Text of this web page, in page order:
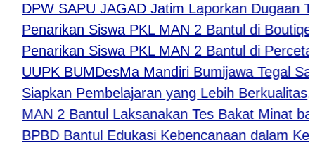
SAPU JAGAD Jatim Laporkan Dugaan
Siswa PKL MAN 2 Bantul di Boutiqe IIng
Siswa PKL MAN 2 Bantul di Percetakan
BUMDesMa Mandiri Bumijawa Tegal
Pembelajaran yang Lebih Berkualitas,
2 Bantul Laksanakan Tes Bakat Minat bagi
Bantul Edukasi Kebencanaan dalam